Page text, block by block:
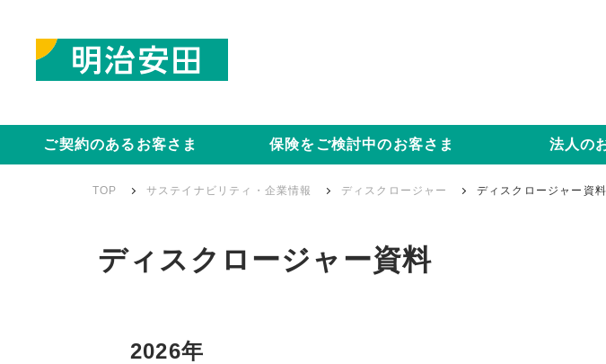
ご契約のあるお客さま 保険をご検討中のお客さま 法人の
TOP サステイナビリティ・企業情報 ディスクロージャー ディスクロージャー資料
ディスクロージャー資料
2026年